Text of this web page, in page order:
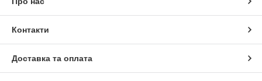
Контакти
Доставка та оплата